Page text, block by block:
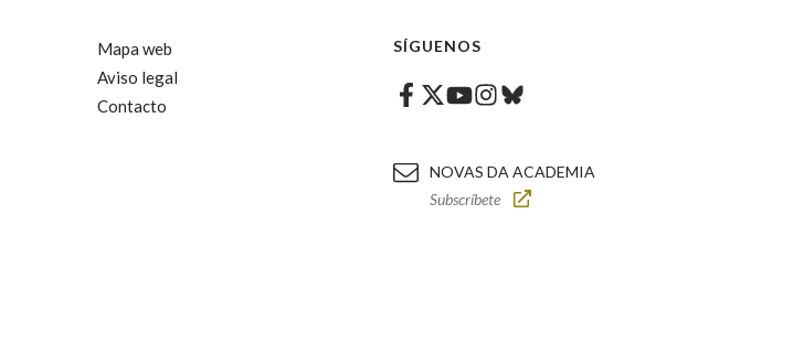
Mapa web
Aviso legal
Contacto
SÍGUENOS
Facebook
Twitter
Youtube
Instagram
Bluesky
NOVAS DA ACADEMIA
Subscríbete